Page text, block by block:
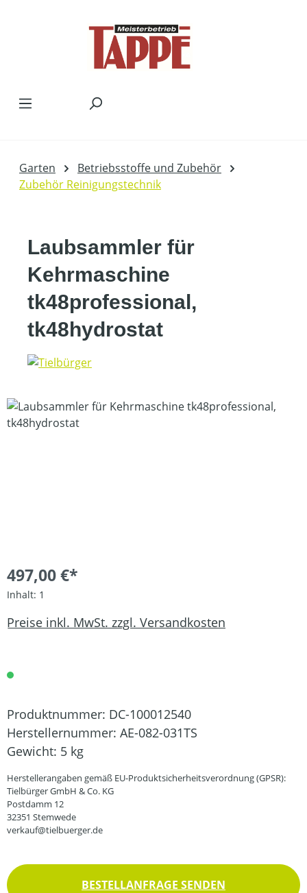
Garten
Betriebsstoffe und Zubehör
Zubehör Reinigungstechnik
Laubsammler für
Kehrmaschine
tk48professional,
tk48hydrostat
Bildergalerie überspringen
497,00 €*
Inhalt: 1
Preise inkl. MwSt. zzgl. Versandkosten
Produktnummer: DC-100012540
Herstellernummer: AE-082-031TS
Gewicht: 5 kg
Herstellerangaben gemäß EU-Produktsicherheitsverordnung (GPSR):
Tielbürger GmbH & Co. KG
Postdamm 12
32351 Stemwede
verkauf@tielbuerger.de
BESTELLANFRAGE SENDEN